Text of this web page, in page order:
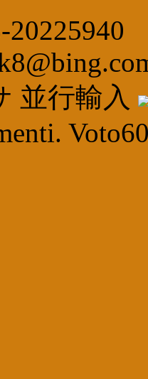
20225940
並行輸入
Voto